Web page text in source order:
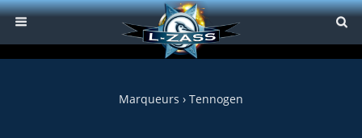
Marqueurs › Tennogen